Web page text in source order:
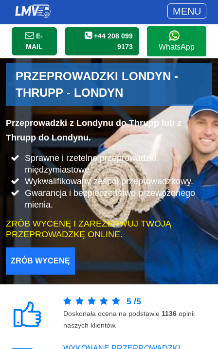
MENU
E-
MAIL
+44 208 099
9173
WhatsApp
PRZEPROWADZKI LONDYN -
THRUPP - LONDYN
Przeprowadzki z Londynu do Thrupp lub z
Thrupp do Londynu.
Sprawne i rzetelne przeprowadzki
międzymiastowe.
Wykwalifikowany zespół przeprowadzkowy.
Gwarancja i bezpieczeństwo przewożonego
mienia.
ZRÓB WYCENĘ I ZAREZERWUJ TWOJĄ
PRZEPROWADZKĘ ONLINE.
ZRÓB WYCENĘ
5 /5
Doskonała ocena na podstawie 1136 opinii
naszych klientów.